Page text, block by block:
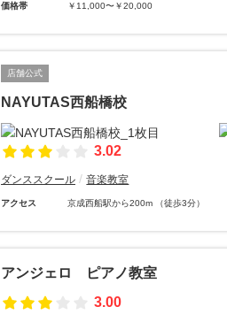
価格帯
￥11,000〜￥20,000
店舗公式
NAYUTAS西船橋校
3.02
ダンススクール 音楽教室
アクセス 京成西船駅から200m （徒歩3分）
アンジェロ ピアノ教室
3.00